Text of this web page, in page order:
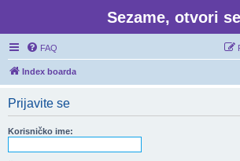
Sezame, otvori
FAQ
Index boarda
Prijavite se
Korisničko ime: